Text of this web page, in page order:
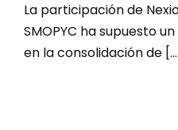
La participación de
SMOPYC ha supuesto
en la consolidación de